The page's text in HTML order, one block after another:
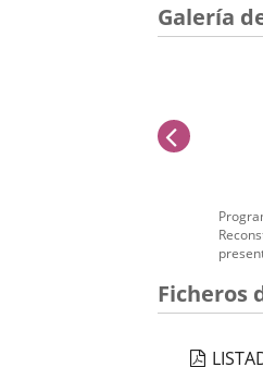
Galería
de
anterior
Ficheros